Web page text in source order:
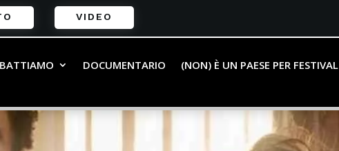
VIDEO
DOCUMENTARIO (NON) È UN PAESE PER FESTIVAL